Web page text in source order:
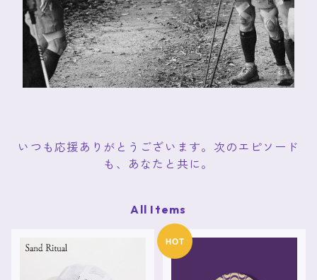
いつも応援ありがとうございます。次のエピソード
も、あなたと共に。
All Items